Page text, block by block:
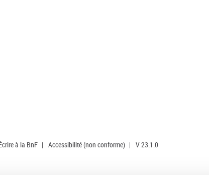
à la BnF | Accessibilité (non conforme) | V 23.1.0